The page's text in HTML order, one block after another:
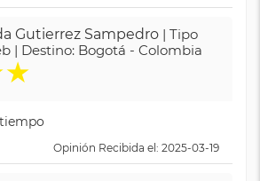
Gutierrez Sampedro | Tipo
| Destino: Bogotá - Colombia
★
Opinión Recibida el: 2025-03-19